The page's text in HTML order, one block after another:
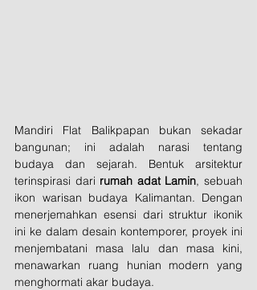
Mandiri Flat Balikpapan bukan sekadar
bangunan; ini adalah narasi tentang
budaya dan sejarah. Bentuk arsitektur
terinspirasi dari rumah adat Lamin, sebuah
ikon warisan budaya Kalimantan. Dengan
menerjemahkan esensi dari struktur ikonik
ini ke dalam desain kontemporer, proyek ini
menjembatani masa lalu dan masa kini,
menawarkan ruang hunian modern yang
menghormati akar budaya.